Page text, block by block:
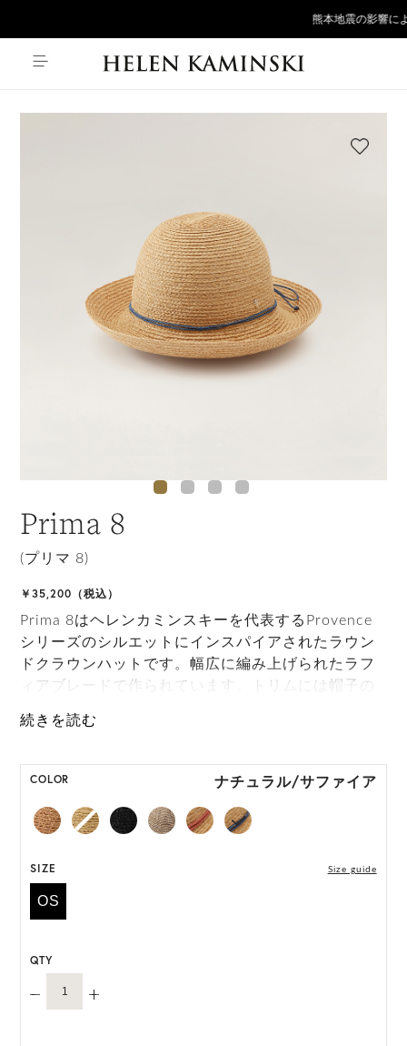
熊本地震の影響に
Prima 8
(プリマ 8)
￥35,200（税込）
Prima 8はヘレンカミンスキーを代表するProvence
シリーズのシルエットにインスパイアされたラウン
ドクラウンハットです。幅広に編み上げられたラフ
ィアブレードで作られています。トリムには帽子の
ィアストリングが施されています。ブリムは上にタ
したりと、お好みに合わせてスタイリングが可能で
ONE SIZE展開の商品:ONE SIZE 57.5cm
*天然素材を用いたハンドメイドのため、サイズ・色
HAT BOX(有償 GIFT BOX）対象商品
COLOR ナチュラル/サファイア
SIZE Size guide
OS
QTY